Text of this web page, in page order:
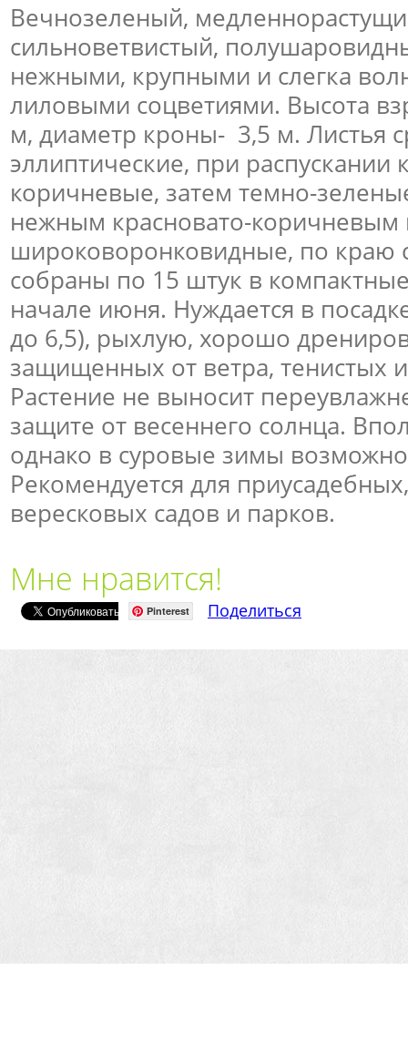
Вечнозеленый,
сильноветвистый,
нежными, крупными и слегка
лиловыми соцветиями. Высота
м, диаметр кроны- 3,5 м. Листья
эллиптические, при распускании
коричневые, затем темно-
нежным красновато-
широковоронковидные, по краю
собраны по 15 штук в
начале июня. Нуждается в
до 6,5), рыхлую, хорошо
защищенных от ветра, тенистых
Растение не выносит
защите от весеннего солнца.
однако в суровые зимы
Рекомендуется для
вересковых садов и парков.
Мне нравится!
Pinterest Поделиться